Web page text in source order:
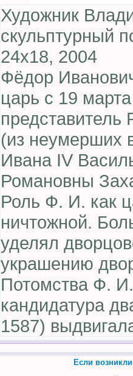
Художник
скульптурный
24х18, 2004
Фёдор
царь с 19
(из неумерших
Ивана IV
Романовны
Роль Ф. И. как
ничтожной.
уделял
украшению
Потомства Ф.
кандидатура
1587)
Если